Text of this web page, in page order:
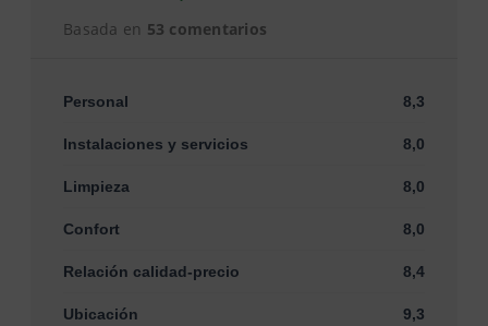
Basada en 53 comentarios
Personal 8,3
Instalaciones y servicios 8,0
Limpieza 8,0
Confort 8,0
Relación calidad-precio 8,4
Ubicación 9,3